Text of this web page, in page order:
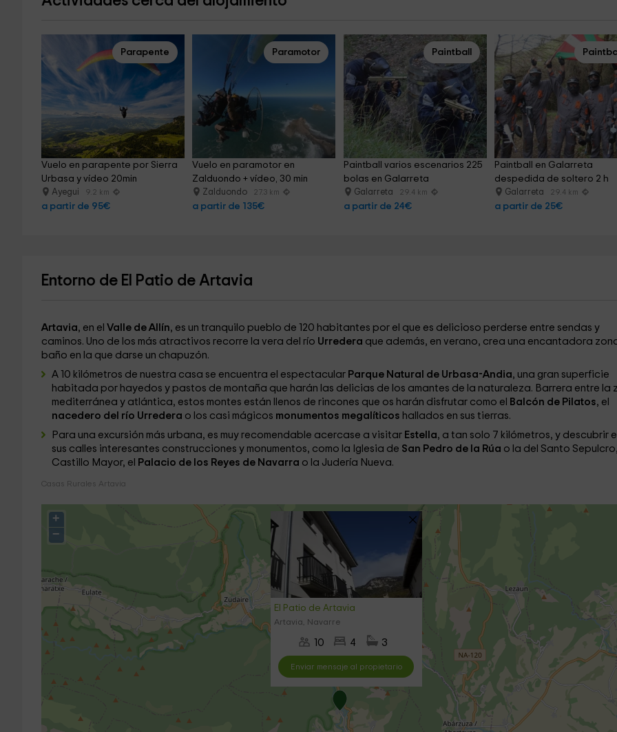
Parapente
Vuelo en parapente por Sierra
Urbasa y vídeo 20min
Ayegui 9.2 km
a partir de 95€
Paramotor
Vuelo en paramotor en
Zalduondo + vídeo, 30 min
Zalduondo 27.3 km
a partir de 135€
Paintball
Paintball varios escenarios 225
bolas en Galarreta
Galarreta 29.4 km
a partir de 24€
Paintball en Galarreta
despedida de soltero 2 h
Galarreta 29.4 km
a partir de 25€
Entorno de El Patio de Artavia
Artavia, en el Valle de Allín, es un tranquilo pueblo de 120 habitantes por el que es delicioso perderse entre sendas y
caminos. Uno de los más atractivos recorre la vera del río Urredera que además, en verano, crea una encantadora
baño en la que darse un chapuzón.
A 10 kilómetros de nuestra casa se encuentra el espectacular Parque Natural de Urbasa-Andia, una gran superficie
habitada por hayedos y pastos de montaña que harán las delicias de los amantes de la naturaleza. Barrera entre la
mediterránea y atlántica, estos montes están llenos de rincones que os harán disfrutar como el
Balcón de Pilatos, el
nacedero del río Urredera o los casi mágicos monumentos megalíticos hallados en sus tierras.
Para una excursión más urbana, es muy recomendable acercase a visitarEstella, a tan solo 7 kilómetros, y descubrir
sus calles interesantes construcciones y monumentos, como la Iglesia de San Pedro de la Rúa o la del Santo
Castillo Mayor, el
Palacio de los Reyes de Navarra o la Judería Nueva.
Casas Rurales Artavia
El Patio de Artavia
Artavia, Navarre
10 4 3
Enviar mensaje al propietario
+
−